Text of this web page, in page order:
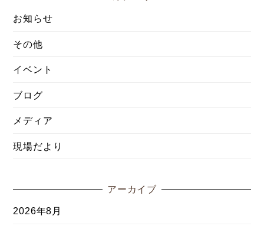
お知らせ
その他
イベント
ブログ
メディア
現場だより
アーカイブ
2026年8月